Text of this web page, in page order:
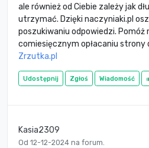
ale również od Ciebie zależy jak
utrzymać. Dzięki naczyniaki.pl
poszukiwaniu odpowiedzi. Pomóż
comiesięcznym opłacaniu strony
Zrzutka.pl
Udostępnij Zgłoś Wiadomość
Kasia2309
Od 12-12-2024 na forum.